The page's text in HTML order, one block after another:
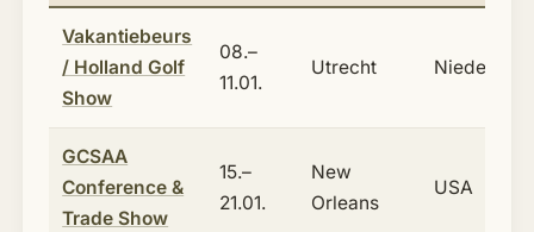
Vakantiebeurs
/ Holland Golf
Show
08.–
11.01.
Utrecht
GCSAA
Conference &
Trade Show
15.–
21.01.
New
Orleans
USA